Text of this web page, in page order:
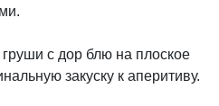
с дор блю на плоское
закуску к аперитиву.